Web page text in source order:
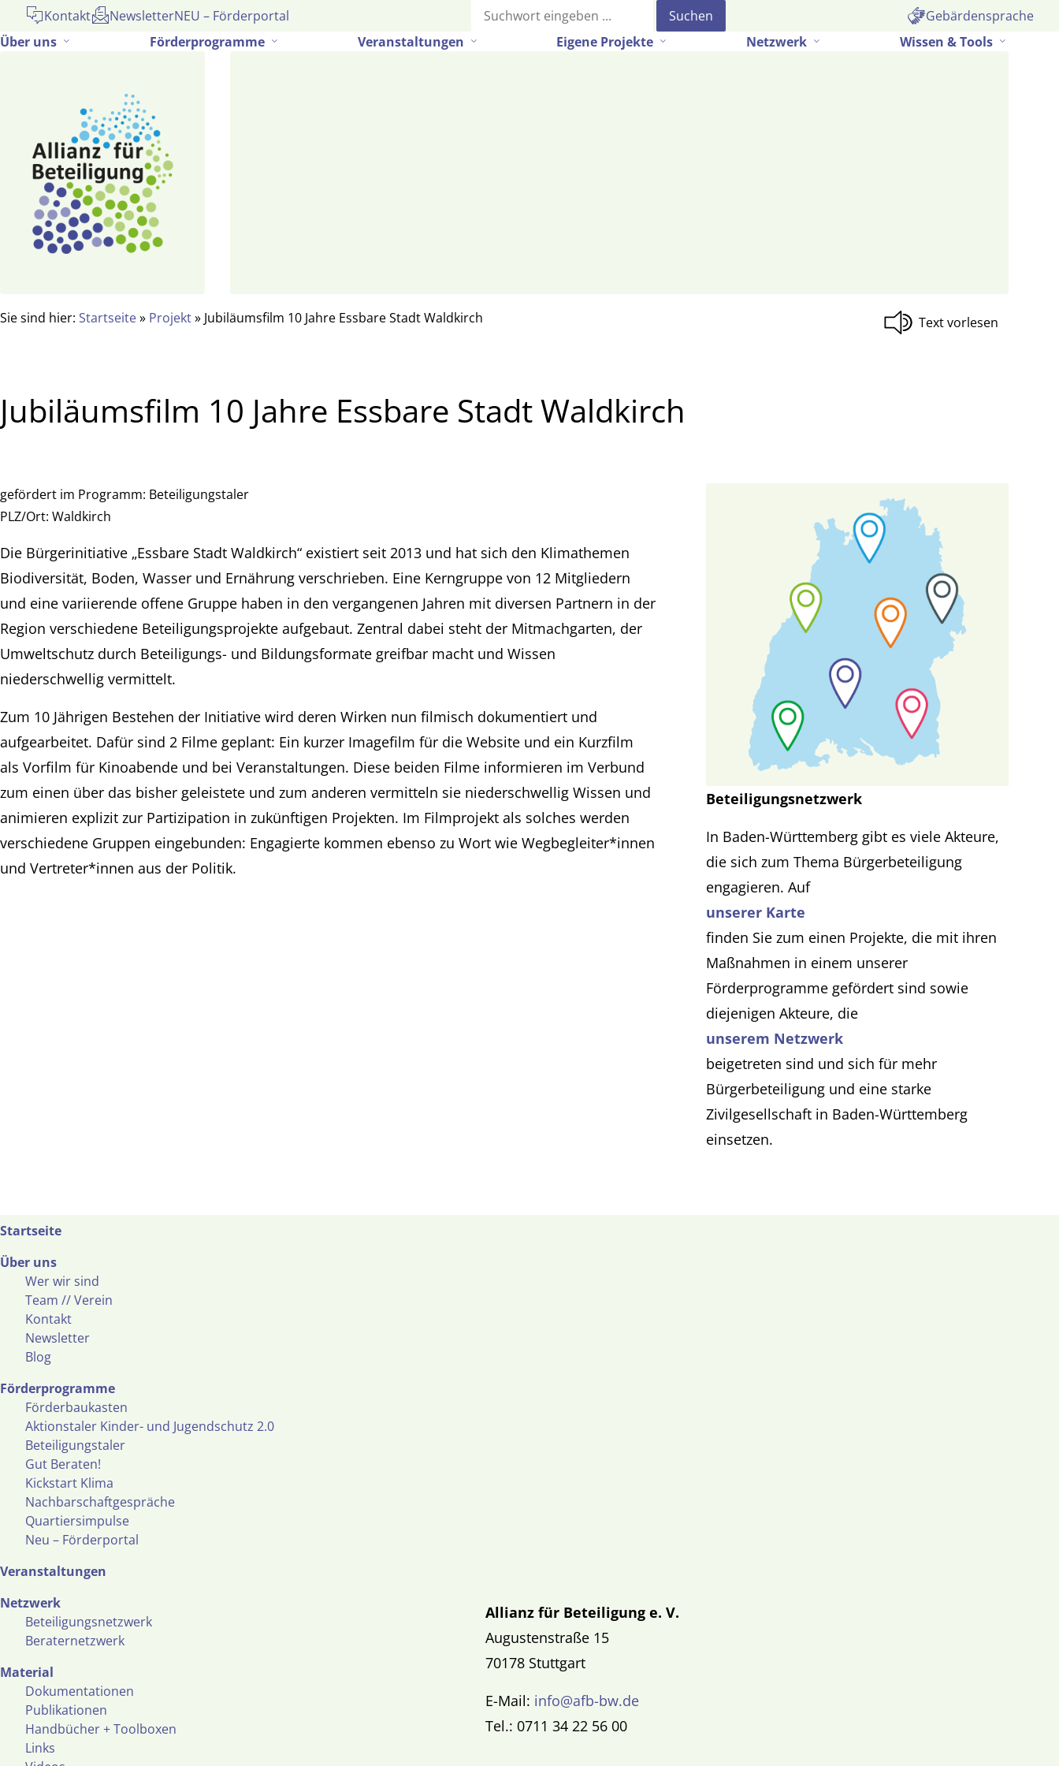
Gehe
Inhalt
Kontakt NewsletterNEU – Förderportal Suche
Gebärdensprache
Über uns
Förderprogramme Veranstaltungen Eigene Projekte Netzwerk Wissen & Tools
Sie sind hier: Startseite» Projekt» Jubiläumsfilm 10 Jahre Essbare Stadt Waldkirch
Jubiläumsfilm 10 Jahre Essbare Stadt Waldkirch
gefördert im Programm: Beteiligungstaler
PLZ/Ort: Waldkirch
Die Bürgerinitiative „Essbare Stadt Waldkirch“ existiert seit 2013 und hat sich den Klimathemen
Biodiversität, Boden, Wasser und Ernährung verschrieben. Eine Kerngruppe von 12 Mitgliedern
und eine variierende offene Gruppe haben in den vergangenen Jahren mit diversen Partnern in der
Region verschiedene Beteiligungsprojekte aufgebaut. Zentral dabei steht der Mitmachgarten, der
Umweltschutz durch Beteiligungs- und Bildungsformate greifbar macht und Wissen
niederschwellig vermittelt.
Zum 10 Jährigen Bestehen der Initiative wird deren Wirken nun filmisch dokumentiert und
aufgearbeitet. Dafür sind 2 Filme geplant: Ein kurzer Imagefilm für die Website und ein Kurzfilm
als Vorfilm für Kinoabende und bei Veranstaltungen. Diese beiden Filme informieren im Verbund
zum einen über das bisher geleistete und zum anderen vermitteln sie niederschwellig Wissen und
animieren explizit zur Partizipation in zukünftigen Projekten. Im Filmprojekt als solches werden
verschiedene Gruppen eingebunden: Engagierte kommen ebenso zu Wort wie Wegbegleiter*innen
und Vertreter*innen aus der Politik.
Beteiligungsnetzwerk
In Baden-Württemberg gibt es viele Akteure,
die sich zum Thema Bürgerbeteiligung
engagieren. Auf
unserer Karte
finden Sie zum einen Projekte, die mit ihren
Maßnahmen in einem unserer
Förderprogramme gefördert sind sowie
diejenigen Akteure, die
unserem Netzwerk
beigetreten sind und sich für mehr
Bürgerbeteiligung und eine starke
Zivilgesellschaft in Baden-Württemberg
einsetzen.
Startseite
Über uns
Wer wir sind
Team // Verein
Kontakt
Newsletter
Blog
Förderprogramme
Förderbaukasten
Aktionstaler Kinder- und Jugendschutz 2.0
Beteiligungstaler
Gut Beraten!
Kickstart Klima
Nachbarschaftgespräche
Quartiersimpulse
Neu – Förderportal
Veranstaltungen
Netzwerk
Beteiligungsnetzwerk
Beraternetzwerk
Material
Dokumentationen
Publikationen
Handbücher + Toolboxen
Links
Allianz für Beteiligung e. V.
Augustenstraße 15
70178 Stuttgart
E-Mail: info@afb-bw.de
Tel.: 0711 34 22 56 00